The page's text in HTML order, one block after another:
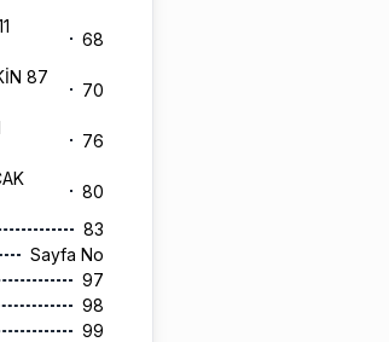
68
87
70
76
80
83
Sayfa No
97
98
99